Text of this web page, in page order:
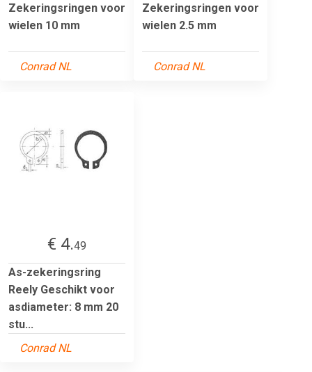
Zekeringsringen voor
wielen 10 mm
Conrad NL
Zekeringsringen voor
wielen 2.5 mm
Conrad NL
€ 4.49
As-zekeringsring
Reely Geschikt voor
asdiameter: 8 mm 20
stu...
Conrad NL